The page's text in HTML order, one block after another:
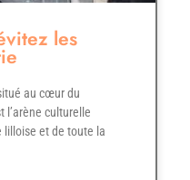
les
au cœur du
l’arène culturelle
lilloise et de toute la